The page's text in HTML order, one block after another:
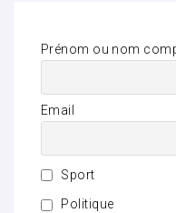
Prénom ou nom
Email
Sport
Politique